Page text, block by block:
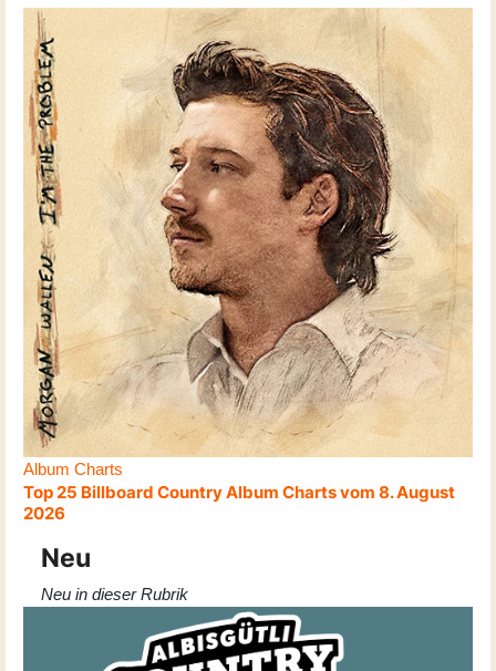
Album Charts
Top 25 Billboard Country Album Charts vom 8. August
2026
Neu
Neu in dieser Rubrik